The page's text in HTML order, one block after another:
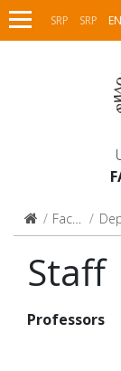
SRP SRP
Faculty
Staff
Professors